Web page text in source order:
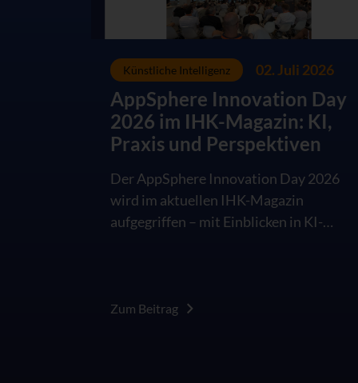
Künstliche Intelligenz 02. Juli 2026
AppSphere Innovation Day
2026 im IHK-Magazin: KI,
Praxis und Perspektiven
Der AppSphere Innovation Day 2026
wird im aktuellen IHK-Magazin
aufgegriffen – mit Einblicken in KI-
Zum Beitrag